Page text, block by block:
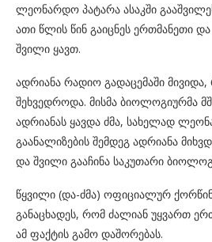
ლეონარდო პატარა ასაკში
ათი წლის წინ გაიცნეს ერთმანეთი
შვილი ყავთ.
ადრიანა რადიო გადაცემაში
შეხვედროდა. მისმა ბიოლოგიურმა
ადრიანას ყავდა ძმა, სახელად
გაანალიზების შემდეგ ადრიანა
და შვილი გააჩინა საკუთარი
წყვილი (და-ძმა) ოფიციალურ
განაცხადეს, რომ ძალიან უყვართ
ამ ფაქტის გამო დაშორებას.